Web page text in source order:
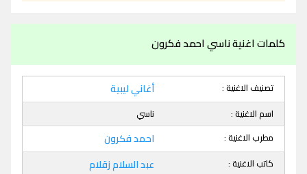
كلمات اغنية ناسي احمد فكرون
تصنيف الاغنية : أغاني ليبية
اسم الاغنية :
ناسي
مطرب الاغنية :
احمد فكرون
كاتب الاغنية : عبد السلام زقلام